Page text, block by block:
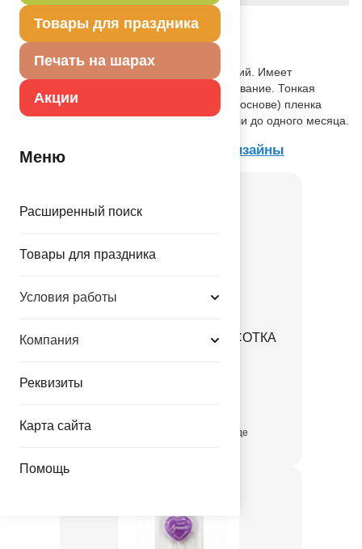
Товары для праздника
Печать на шарах
Акции
Меню
Расширенный поиск
Товары для праздника
Условия работы
Компания
Реквизиты
Карта сайта
Помощь
Вес 26.000 г
Описание товара
При надувании используется только гелий. Имеет
встроенный клапан - что упрощает надувание. Тонкая
миларовая (фольга на полиэтиленовой основе) пленка
позволяет шарам не сдуваться от недели до одного месяца.
Товар из коллекции Текстовые дизайны
Свеча на пике С ДР КРАСОТКА
присутствует на складе